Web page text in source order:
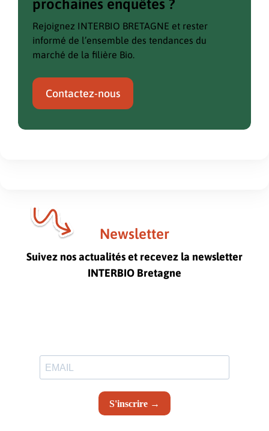
prochaines enquêtes ?
Rejoignez INTERBIO BRETAGNE et rester
informé de l’ensemble des tendances du
marché de la filière Bio.
Contactez-nous
Newsletter
Suivez nos actualités et recevez la newsletter
INTERBIO Bretagne